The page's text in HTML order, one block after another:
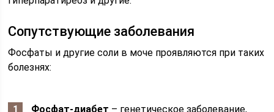
Сопутствующие заболевания
Фосфаты и другие соли в моче проявляются при таких
болезнях:
Фосфат-диабет – генетическое заболевание,